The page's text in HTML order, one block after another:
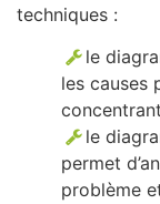
techniques :
le
les causes
le
permet
problème